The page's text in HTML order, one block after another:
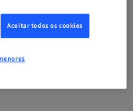
Aceitar todos os cookies